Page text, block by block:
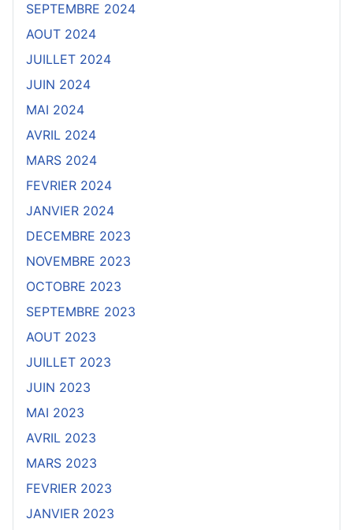
SEPTEMBRE 2024
AOUT 2024
JUILLET 2024
JUIN 2024
MAI 2024
AVRIL 2024
MARS 2024
FEVRIER 2024
JANVIER 2024
DECEMBRE 2023
NOVEMBRE 2023
OCTOBRE 2023
SEPTEMBRE 2023
AOUT 2023
JUILLET 2023
JUIN 2023
MAI 2023
AVRIL 2023
MARS 2023
FEVRIER 2023
JANVIER 2023